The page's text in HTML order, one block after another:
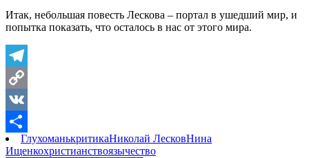
Итак, небольшая повесть Лескова – портал в ушедший мир, и
попытка показать, что осталось в нас от этого мира.
Telegram
Copy
Link
VK
Отправить
ГлухоманькритикаНиколай ЛесковНина
Ищенкохристианствоязычество